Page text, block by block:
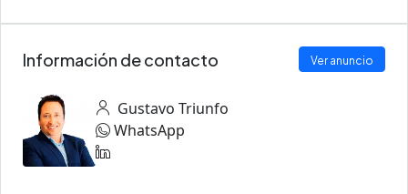
Información de contacto Ver anuncio
Gustavo Triunfo
WhatsApp